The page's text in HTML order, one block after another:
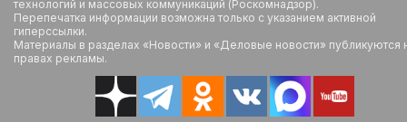
технологий и массовых коммуникаций (Роскомнадзор).
Перепечатка информации возможна только с указанием активной
гиперссылки.
Материалы в разделах «Новости» и «Деловые новости» публикуются
правах рекламы.